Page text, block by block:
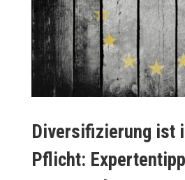
Diversifizierung ist
Pflicht: